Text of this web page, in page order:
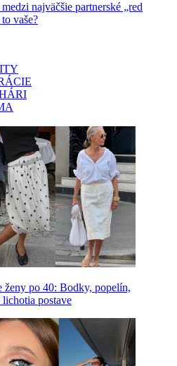
najväčšie partnerské „red
vaše?
ženy po 40: Bodky, popelín,
postave